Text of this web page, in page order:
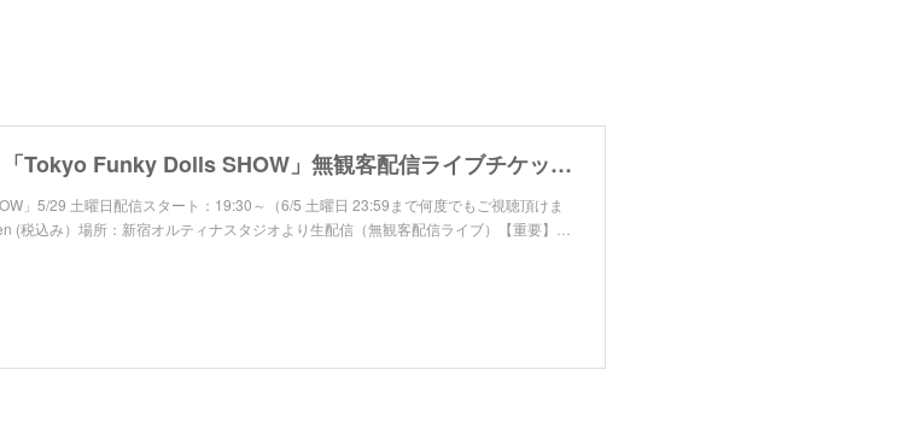
2021/5/29（土）「Tokyo Funky Dolls SHOW」無観客配信ライブチケット | Faces Music Official Shop powered by BASE
」5/29 土曜日配信スタート：19:30～（6/5 土曜日 23:59まで何度でもご視聴頂けま
税込み）場所：新宿オルティナスタジオより生配信（無観客配信ライブ）【重要】…